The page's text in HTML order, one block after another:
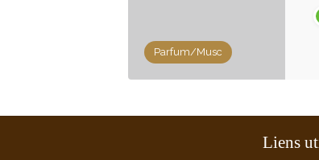
Parfum/Musc
Liens